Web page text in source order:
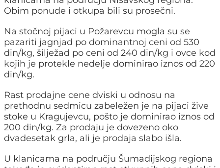
Obim ponude i otkupa bili su prosečni.
Na stočnoj pijaci u Požarevcu mogla su se
pazariti jagnjad po dominantnoj ceni od 530
din/kg, šilježad po ceni od 240 din/kg i ovce kod
kojih je protekle nedelje dominirao iznos od 220
din/kg.
Rast prodajne cene dviski u odnosu na
prethodnu sedmicu zabeležen je na pijaci žive
stoke u Kragujevcu, pošto je dominirao iznos od
200 din/kg. Za prodaju je dovezeno oko
dvadesetak grla, ali je prodaja slabo išla.
U klanicama na području Šumadijskog regiona